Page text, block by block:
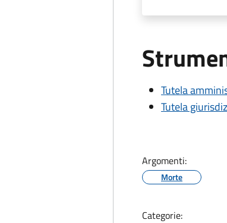
Tutela
Tutela
Argomenti:
Morte
Categorie: